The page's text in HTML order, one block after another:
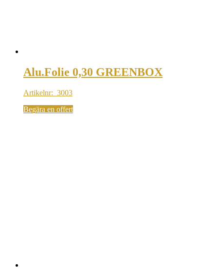
Alu.Folie 0,30 GREENBOX
Artikelnr: 3003
Begära en offert